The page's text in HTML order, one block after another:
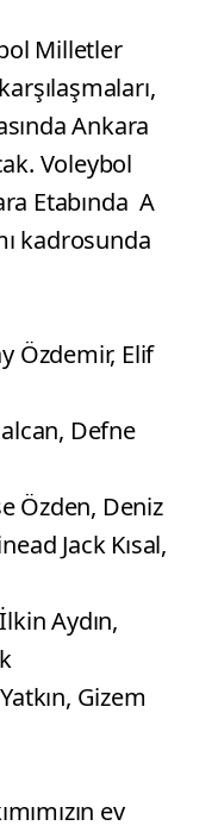
Milletler
Ankara
Voleybol
Etabında A
kadrosunda
Özdemir, Elif
Defne
Özden, Deniz
Jack Kısal,
Aydın,
Gizem
ev